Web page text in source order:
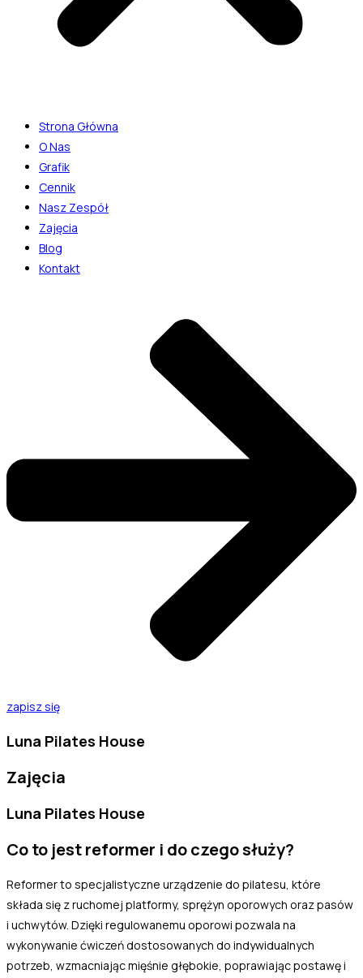
Strona Główna
O Nas
Grafik
Cennik
Nasz Zespół
Zajęcia
Blog
Kontakt
zapisz się
Luna Pilates House
Zajęcia
Luna Pilates House
Co to jest reformer i do czego służy?
Reformer to specjalistyczne urządzenie do pilatesu, które
składa się z ruchomej platformy, sprężyn oporowych oraz pasów
i uchwytów. Dzięki regulowanemu oporowi pozwala na
wykonywanie ćwiczeń dostosowanych do indywidualnych
potrzeb, wzmacniając mięśnie głębokie, poprawiając postawę i